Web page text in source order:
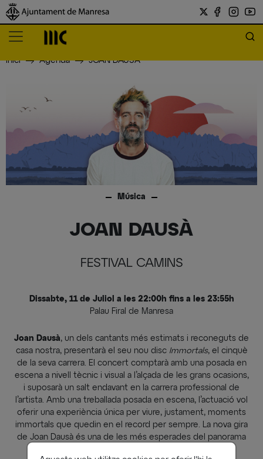
Inici Agenda JOAN DAUSÀ
Música
JOAN DAUSÀ
FESTIVAL CAMINS
Dissabte, 11 de Juliol a les 22:00h fins a les 23:55h
Palau Firal de Manresa
Joan Dausà, un dels cantants més estimats i reconeguts de
casa nostra, presentarà el seu nou disc Immortals, el cinquè
de la seva carrera. El concert comptarà amb una posada en
escena a nivell tècnic i visual a l’alçada de les grans ocasions,
i suposarà un salt endavant en la carrera professional de
l’artista. Amb una treballada posada en escena, l’actuació vol
oferir una experiència única per viure, justament, moments
immortals que quedin en el record per sempre. La nova gira
de Joan Dausà és una de les més esperades del panorama